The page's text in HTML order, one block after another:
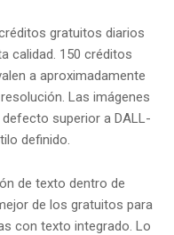
gratuitos diarios
calidad. 150 créditos
a aproximadamente
Las imágenes
superior a DALL-
definido.
de texto dentro de
de los gratuitos para
con texto integrado. Lo